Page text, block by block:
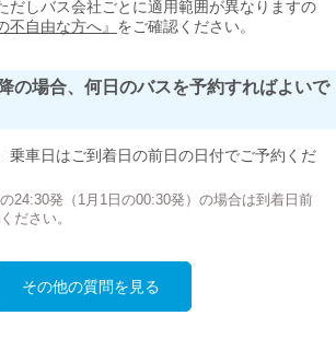
だしバス会社ごとに適用範囲が異なりますの
不自由な方へ』 をご確認ください。
の場合、何日のバスを予約すればよいで
乗車日はご到着日の前日の日付でご予約くだ
24:30発（1月1日の00:30発）の場合は到着日前
ださい。
その他の質問を見る